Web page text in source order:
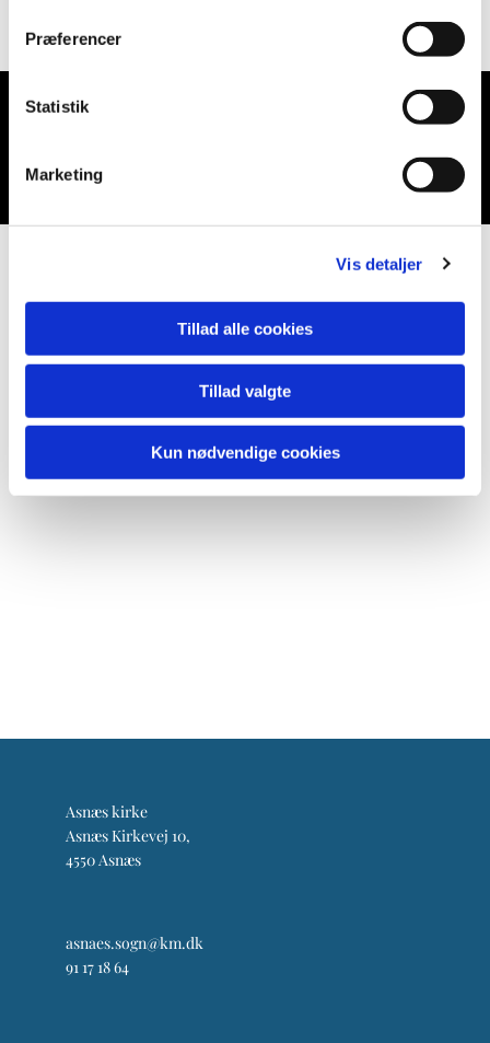
Præferencer
Statistik
Marketing
Vis detaljer
Tillad alle cookies
Tillad valgte
Kun nødvendige cookies
Du vil måske også kunne lide...
Asnæs kirke
Asnæs Kirkevej 10,
4550 Asnæs
asnaes.sogn@km.dk
91 17 18 64